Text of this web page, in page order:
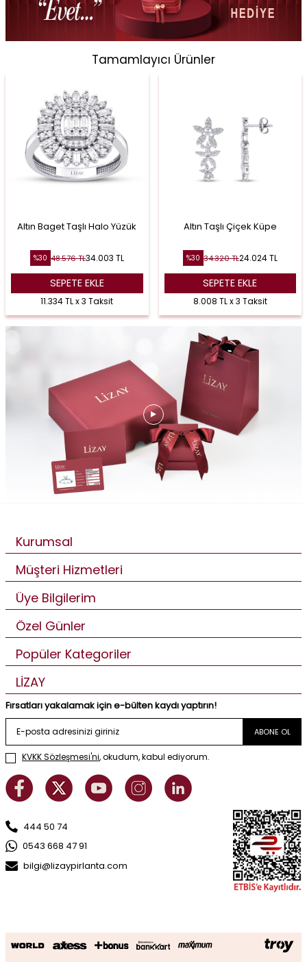
Tamamlayıcı Ürünler
Altın Baget Taşlı Halo Yüzük
%30 48.576TL34.003 TL
SEPETE EKLE
11.334 TL x 3 Taksit
Altın Taşlı Çiçek Küpe
%30 34.320TL24.024TL
SEPETE EKLE
8.008 TL x 3 Taksit
Kurumsal
Müşteri Hizmetleri
Üye Bilgilerim
Özel Günler
Popüler Kategoriler
LİZAY
Fırsatları yakalamak için e-bülten kaydı yaptırın!
ABONE OL
KVKK Sözleşmesi'ni, okudum, kabul ediyorum.
444 50 74
0543 668 47 91
bilgi@lizaypirlanta.com